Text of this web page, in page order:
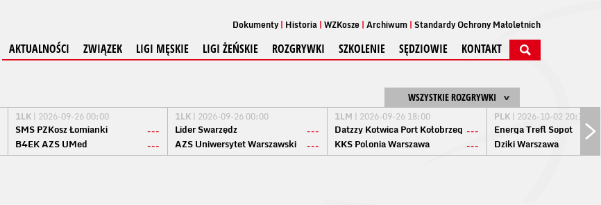
Dokumenty Historia WZKosze Archiwum Standardy Ochrony Małoletnich
AKTUALNOŚCI ZWIĄZEK LIGI MĘSKIE LIGI ŻEŃSKIE ROZGRYWKI SZKOLENIE SĘDZIOWIE KONTAKT
WSZYSTKIE ROZGRYWKI
1LK | 2026-09-26 00:00
SMS PZKosz Łomianki
---
B4EK AZS UMed
---
1LK | 2026-09-26 00:00
Lider Swarzędz
---
AZS Uniwersytet Warszawski
---
1LM | 2026-09-26 18:00
Datzzy Kotwica Port Kołobrzeg ---
KKS Polonia Warszawa
---
PLK | 2026-10-02 20:15
Energa Trefl Sopot
Dziki Warszawa